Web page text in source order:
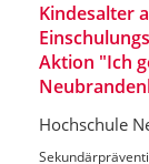
Kindesalter
Aktion "Ich
Hochschule